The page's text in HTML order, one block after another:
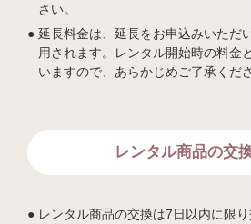
さい。
延長料金は、延長をお申込みいただ
用されます。レンタル開始時の料金
いますので、あらかじめご了承くださ
レンタル商品の交
レンタル商品の交換は7日以内に限